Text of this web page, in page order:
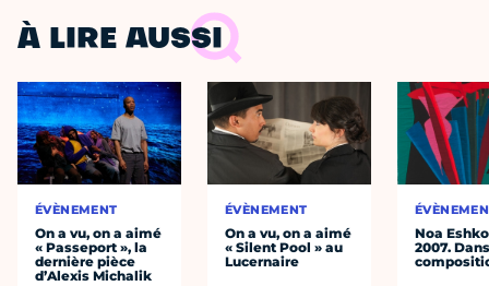
À LIRE AUSSI
ÉVÈNEMENT
On a vu, on a aimé
« Passeport », la
dernière pièce
d’Alexis Michalik
ÉVÈNEMENT
On a vu, on a aimé
« Silent Pool » au
Lucernaire
Noa
2007.